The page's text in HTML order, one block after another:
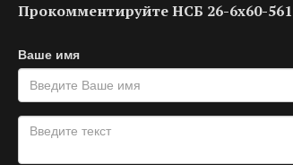
Прокомментируйте НСБ 26-6х60-561
Ваше имя